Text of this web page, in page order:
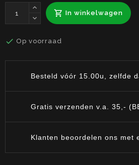
 In winkelwagen
 Op voorraad
Besteld vóór 15.00u, zelfde
Gratis verzenden v.a. 35,-
Klanten beoordelen ons met